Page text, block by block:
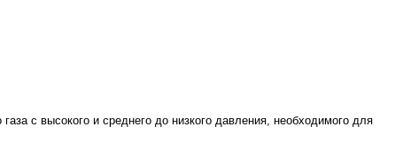
с высокого и среднего до низкого давления, необходимого для